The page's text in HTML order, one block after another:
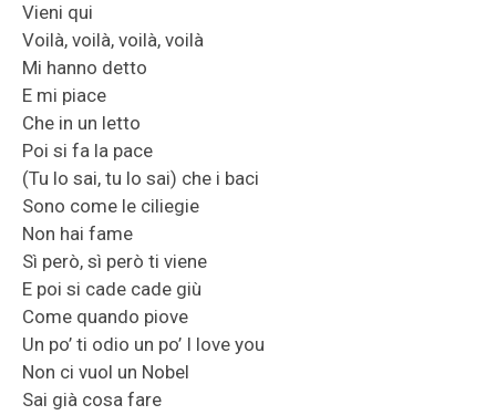
Vieni qui
Voilà, voilà, voilà, voilà
Mi hanno detto
E mi piace
Che in un letto
Poi si fa la pace
(Tu lo sai, tu lo sai) che i baci
Sono come le ciliegie
Non hai fame
Sì però, sì però ti viene
E poi si cade cade giù
Come quando piove
Un po’ ti odio un po’ I love you
Non ci vuol un Nobel
Sai già cosa fare